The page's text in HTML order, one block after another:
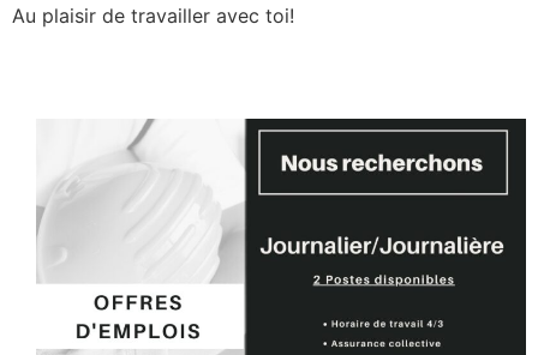
Au plaisir de travailler avec toi!